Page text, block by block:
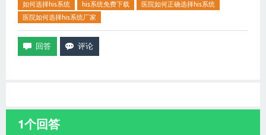
如何选择his系统 his系统免费下载
医院如何正确选择his系统
医院如何选择his系统厂家
1个回答